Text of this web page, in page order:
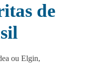
de
ou Elgin,